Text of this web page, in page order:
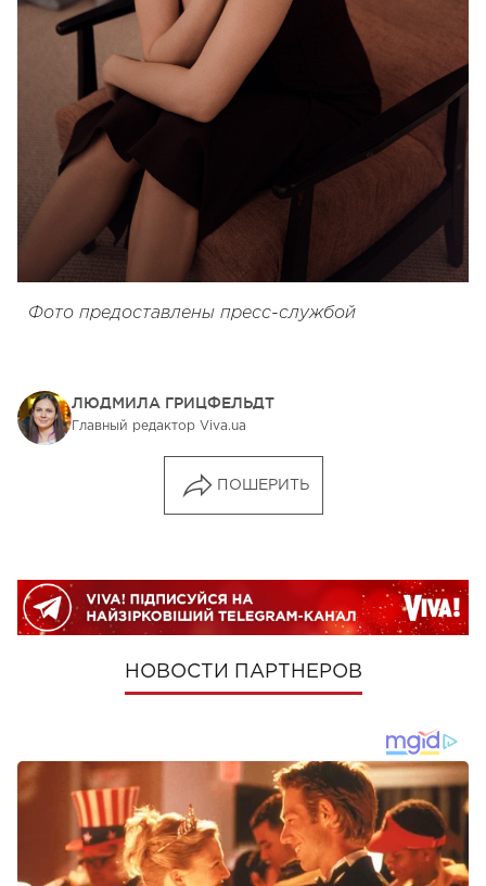
Фото предоставлены пресс-службой
ЛЮДМИЛА ГРИЦФЕЛЬДТ
Главный редактор Viva.ua
ПОШЕРИТЬ
НОВОСТИ ПАРТНЕРОВ